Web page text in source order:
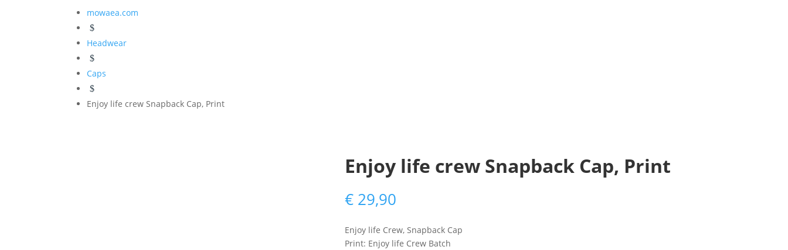
mowaea.com
$
Headwear
$
Caps
$
Enjoy life crew Snapback Cap, Print
Enjoy life crew Snapback Cap, Print
€ 29,90
Enjoy life Crew, Snapback Cap
Print: Enjoy life Crew Batch